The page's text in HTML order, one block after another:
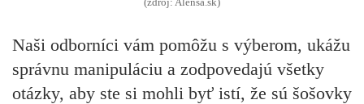
Naši odborníci vám pomôžu s výberom, ukážu
správnu manipuláciu a zodpovedajú všetky
otázky, aby ste si mohli byť istí, že sú šošovky